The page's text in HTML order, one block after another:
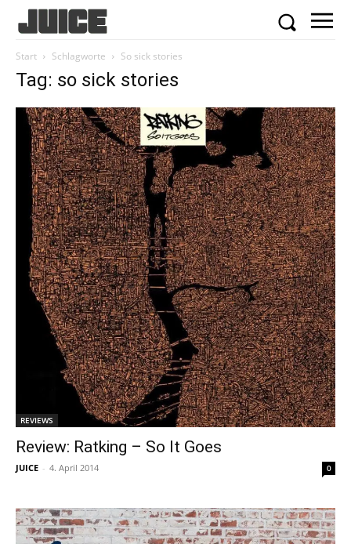
Start Schlagworte So sick stories
Tag: so sick stories
REVIEWS
Review: Ratking – So It Goes
JUICE - 4. April 2014 0